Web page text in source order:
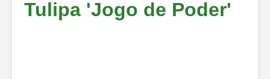
Tulipa 'Jogo de Poder'